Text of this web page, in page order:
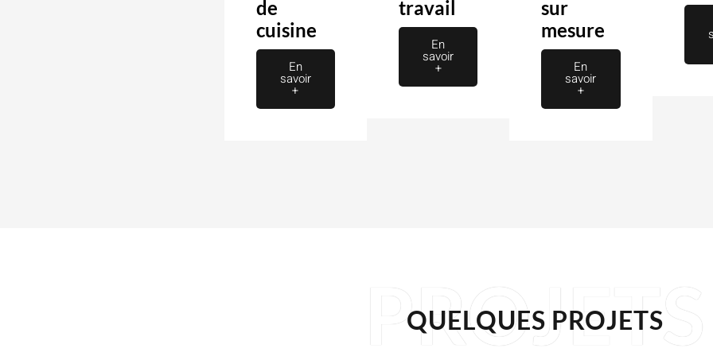
de
cuisine
En
savoir
+
travail
En
savoir
+
sur
mesure
En
savoir
+
PROJETS
QUELQUES PROJETS